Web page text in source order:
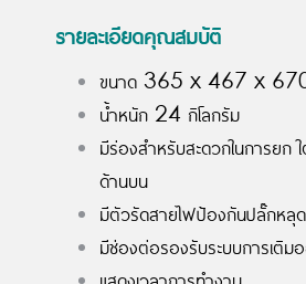
รายละเอียดคุณสมบัติ
ขนาด 365 x 467 x
น้ำหนัก 24 กิโลกรัม
มีร่องสำหรับสะดวกในการยก
ด้านบน
มีตัวรัดสายไฟป้องกันปลั๊กหลุ
มีช่องต่อรองรับระบบการเติม
แสดงเวลาการทำงาน